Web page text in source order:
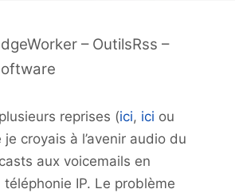
– OutilsRss –
reprises (ici, ici ou
je croyais à l’avenir audio du
aux voicemails en
IP. Le problème